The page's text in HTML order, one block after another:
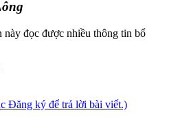
này đọc được nhiều thông tin bổ
Đăng ký để trả lời bài viết.)